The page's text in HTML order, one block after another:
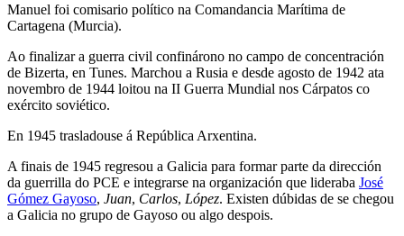
Manuel foi comisario político na Comandancia Marítima de
Cartagena (Murcia).
Ao finalizar a guerra civil confinárono no campo de concentración
de Bizerta, en Tunes. Marchou a Rusia e desde agosto de 1942 ata
novembro de 1944 loitou na II Guerra Mundial nos Cárpatos co
exército soviético.
En 1945 trasladouse á República Arxentina.
A finais de 1945 regresou a Galicia para formar parte da dirección
da guerrilla do PCE e integrarse na organización que lideraba José
Gómez Gayoso, Juan, Carlos, López. Existen dúbidas de se chegou
a Galicia no grupo de Gayoso ou algo despois.